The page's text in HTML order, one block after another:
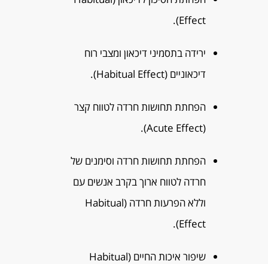
Effect).
ירידה בתסמיני דיכאון ומצבי רוח
דיכאוניים (Habitual Effect).
הפחתת תחושות חרדה לטווח קצר
(Acute Effect).
הפחתת תחושות חרדה וסימנים של
חרדה לטווח ארוך בקרב אנשים עם
וללא הפרעות חרדה (Habitual
Effect).
שיפור איכות החיים (Habitual